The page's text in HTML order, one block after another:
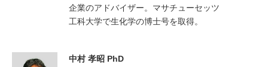
企業のアドバイザー。マサチューセッツ
工科大学で生化学の博士号を取得。
中村 孝昭 PhD